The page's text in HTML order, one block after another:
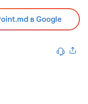
в Google